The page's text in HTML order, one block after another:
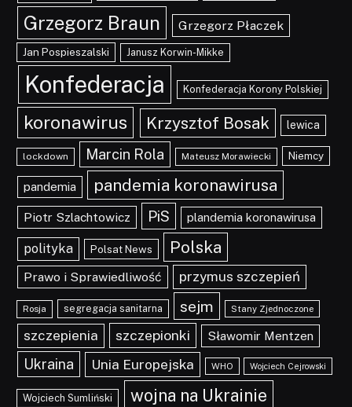
Grzegorz Braun Grzegorz Płaczek
Jan Pospieszalski Janusz Korwin-Mikke
Konfederacja Konfederacja Korony Polskiej
koronawirus Krzysztof Bosak lewica
lockdown Marcin Rola Mateusz Morawiecki Niemcy
pandemia pandemia koronawirusa
Piotr Szlachtowicz PiS plandemia koronawirusa
polityka Polsat News Polska
Prawo i Sprawiedliwość przymus szczepień
Rosja segregacja sanitarna sejm Stany Zjednoczone
szczepienia szczepionki Sławomir Mentzen
Ukraina Unia Europejska WHO Wojciech Cejrowski
Wojciech Sumliński wojna na Ukrainie